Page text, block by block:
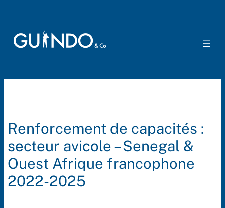
Renforcement de capacités :
secteur avicole – Senegal &
Ouest Afrique francophone
2022-2025